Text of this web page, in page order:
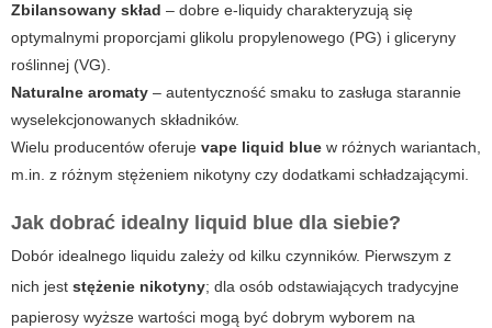
Zbilansowany skład – dobre e-liquidy charakteryzują się
optymalnymi proporcjami glikolu propylenowego (PG) i gliceryny
roślinnej (VG).
Naturalne aromaty – autentyczność smaku to zasługa starannie
wyselekcjonowanych składników.
Wielu producentów oferuje vape liquid blue w różnych wariantach,
m.in. z różnym stężeniem nikotyny czy dodatkami schładzającymi.
Jak dobrać idealny liquid blue dla siebie?
Dobór idealnego liquidu zależy od kilku czynników. Pierwszym z
nich jest stężenie nikotyny; dla osób odstawiających tradycyjne
papierosy wyższe wartości mogą być dobrym wyborem na